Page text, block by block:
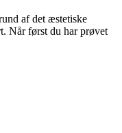
af det æstetiske
Når først du har prøvet